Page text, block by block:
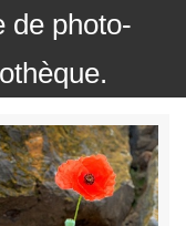
de photo-